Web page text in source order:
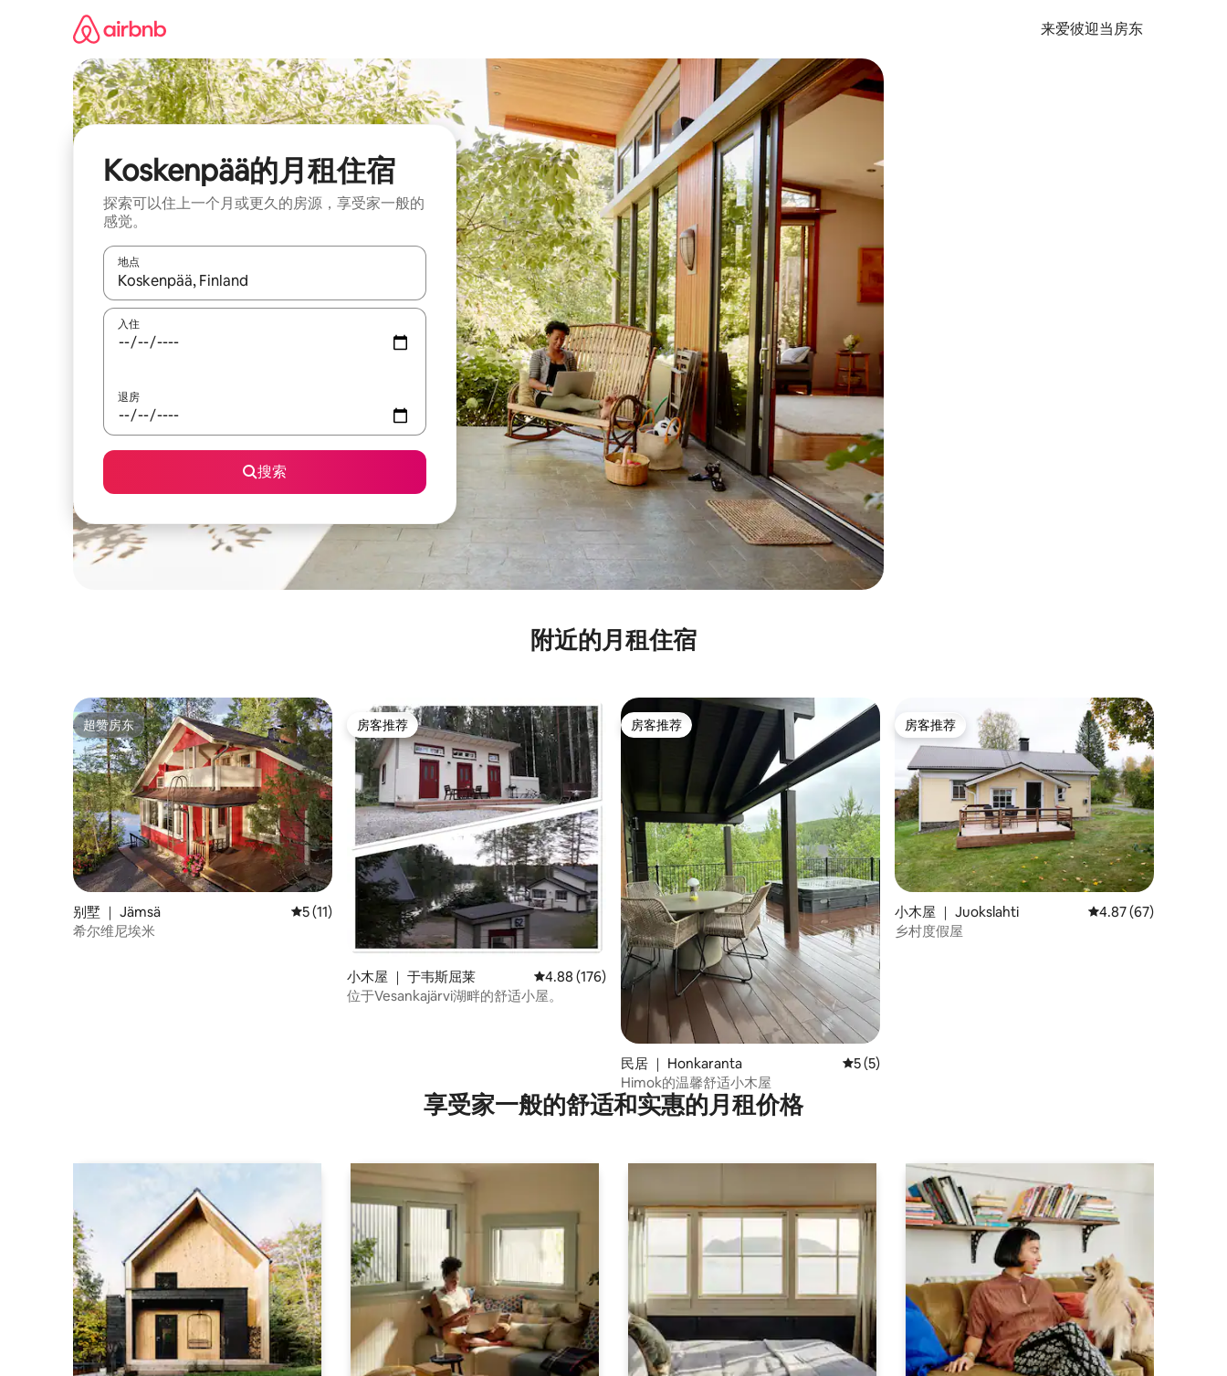
来爱彼迎当房东
Koskenpää的月租住宿
探索可以住上一个月或更久的房源，享受家一般的
感觉。
地点
如有搜索结果，请使用上下方向键查看，或通过点击或滑动手势浏览。
入住
退房
搜索
附近的月租住宿
超赞房东
超赞房东
别墅 ｜ Jämsä 平均评分 5 分（满分 5 分），共 11 条评价
5 (11)
希尔维尼埃米
房客推荐
房客推荐
小木屋 ｜ 于韦斯屈莱 平均评分 4.88 分（满分 5 分），共 176 条评价
4.88 (176)
位于Vesankajärvi湖畔的舒适小屋。
房客推荐
房客推荐
民居 ｜ Honkaranta 平均评分 5 分（满分 5 分），共 5 条评价
5 (5)
Himok的温馨舒适小木屋
房客推荐
房客推荐
小木屋 ｜ Juokslahti 平均评分 4.87 分（满
4.87 (67)
乡村度假屋
享受家一般的舒适和实惠的月租价格